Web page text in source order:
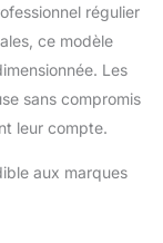
régulier
ce modèle
Les
sans compromis
leur compte.
aux marques